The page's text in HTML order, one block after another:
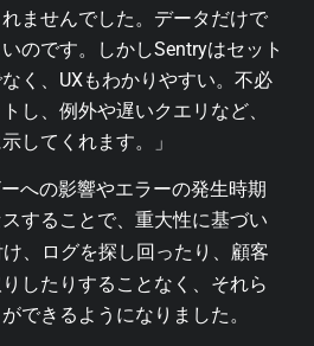
ませんでした。データだけで
のです。しかしSentryはセット
く、UXもわかりやすい。不必
し、例外や遅いクエリなど、
してくれます。」
への影響やエラーの発生時期
することで、重大性に基づい
、ログを探し回ったり、顧客
したりすることなく、それら
できるようになりました。